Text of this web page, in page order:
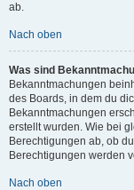
ab.
Nach oben
Was sind
Bekanntmachungen
des Boards, in dem du
Bekanntmachungen
erstellt wurden. Wie bei
Berechtigungen ab, ob
Berechtigungen werden
Nach oben